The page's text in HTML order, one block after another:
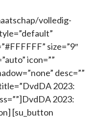
volledig-
size=”9″
icon=””
desc=””
2023:
2023:
[su_button